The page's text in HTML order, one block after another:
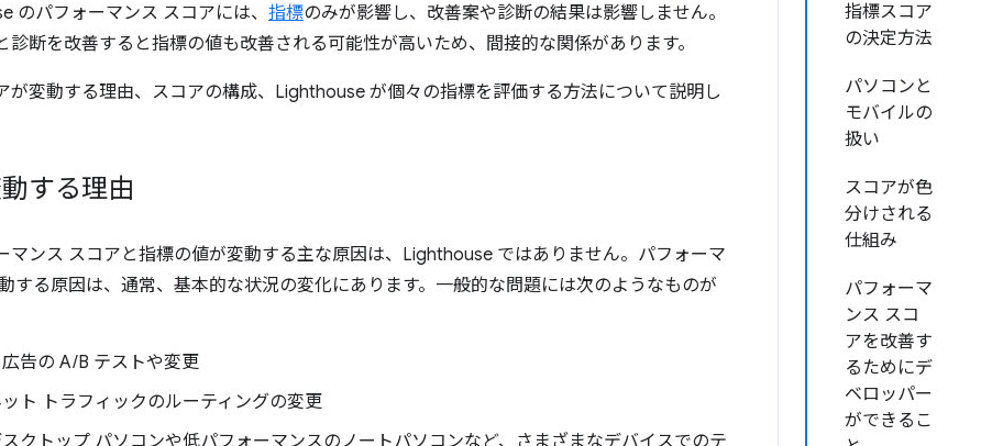
指標スコア
の決定方法
パソコンと
モバイルの
扱い
スコアが色
分けされる
仕組み
パフォーマ
ンス スコ
アを改善す
るためにデ
ベロッパー
ができるこ
のパフォーマンス スコアには、 指標のみが影響し、改善案や診断の結果は影響しません。
診断を改善すると指標の値も改善される可能性が高いため、間接的な関係があります。
が変動する理由、スコアの構成、Lighthouse が個々の指標を評価する方法について説明し
する理由
マンス スコアと指標の値が変動する主な原因は、Lighthouse ではありません。パフォーマ
する原因は、通常、基本的な状況の変化にあります。一般的な問題には次のようなものが
告の A/B テストや変更
ト トラフィックのルーティングの変更
クトップ パソコンや低パフォーマンスのノートパソコンなど、さまざまなデバイスでのテ